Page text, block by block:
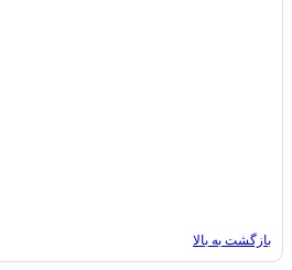
بازگشت به بالا